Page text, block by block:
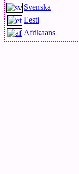
Svenska
Eesti
Afrikaans